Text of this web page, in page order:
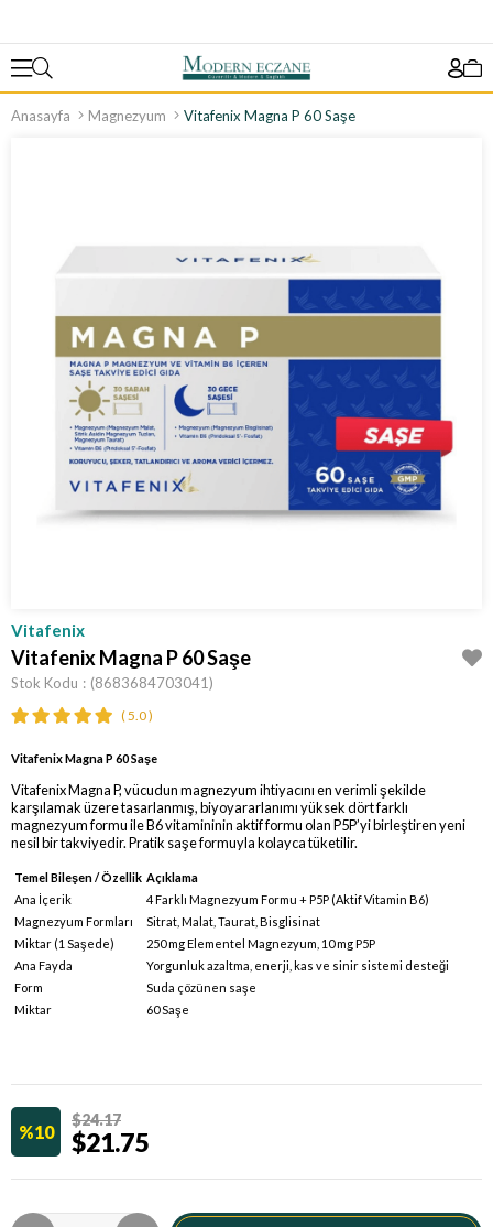
Anasayfa Magnezyum Vitafenix Magna P 60 Saşe
Vitafenix
Vitafenix Magna P 60 Saşe
Stok Kodu (8683684703041)
5.0
Vitafenix Magna P 60 Saşe
Vitafenix Magna P, vücudun magnezyum ihtiyacını en verimli şekilde
karşılamak üzere tasarlanmış, biyoyararlanımı yüksek dört farklı
magnezyum formu ile B6 vitamininin aktif formu olan P5P’yi birleştiren yeni
nesil bir takviyedir. Pratik saşe formuyla kolayca tüketilir.
Temel Bileşen / Özellik Açıklama
Ana İçerik
4 Farklı Magnezyum Formu + P5P (Aktif Vitamin B6)
Magnezyum Formları
Sitrat, Malat, Taurat, Bisglisinat
Miktar (1 Saşede)
250 mg Elementel Magnezyum, 10 mg P5P
Ana Fayda
Yorgunluk azaltma, enerji, kas ve sinir sistemi desteği
Form
Suda çözünen saşe
Miktar
60 Saşe
10
$24.17
$21.75